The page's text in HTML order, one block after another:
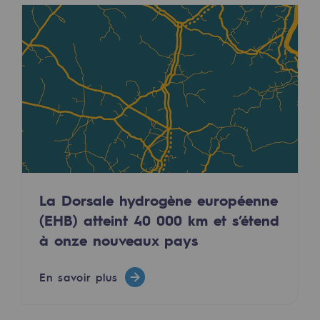
Territorial
Engagements auprès des territoires
Social
Social
Notre investissement dans les
Inclusion
Mixité et égalité Femme-Homme
QVCT
Sécurité
La Dorsale hydrogène européenne
(EHB) atteint 40 000 km et s’étend
à onze nouveaux pays
En savoir plus